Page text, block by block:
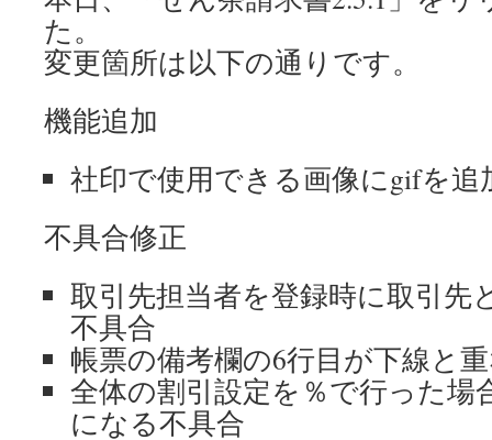
た。
変更箇所は以下の通りです。
機能追加
社印で使用できる画像にgifを追
不具合修正
取引先担当者を登録時に取引先
不具合
帳票の備考欄の6行目が下線と
全体の割引設定を％で行った
になる不具合